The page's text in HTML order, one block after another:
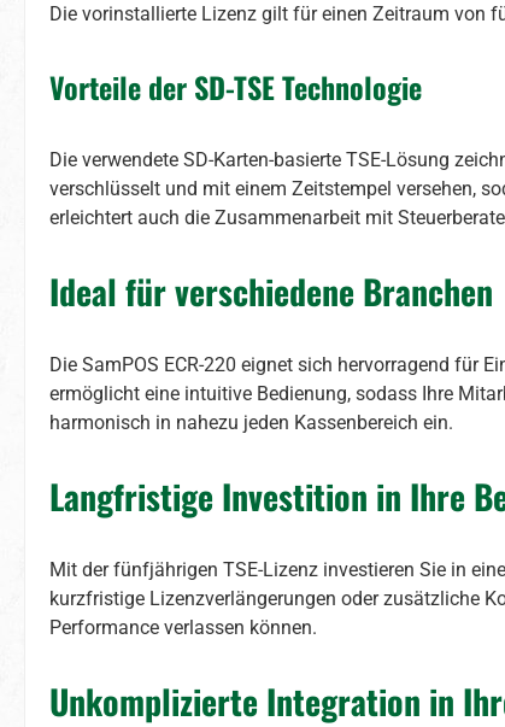
Die vorinstallierte Lizenz gilt für einen Zeitraum von
Vorteile der SD-TSE Technologie
Die verwendete SD-Karten-basierte TSE-Lösung
verschlüsselt und mit einem Zeitstempel versehen,
erleichtert auch die Zusammenarbeit mit
Ideal für verschiedene Branchen
Die SamPOS ECR-220 eignet sich hervorragend für
ermöglicht eine intuitive Bedienung, sodass Ihre
harmonisch in nahezu jeden Kassenbereich ein.
Langfristige Investition in Ihre
Mit der fünfjährigen TSE-Lizenz investieren Sie in
kurzfristige Lizenzverlängerungen oder zusätzliche
Performance verlassen können.
Unkomplizierte Integration in